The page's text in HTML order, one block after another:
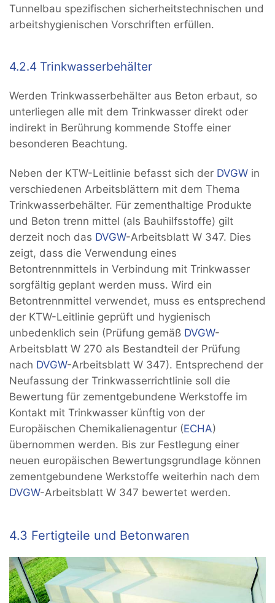
Tunnelbau spezifischen sicherheitstechnischen und
arbeitshygienischen Vorschriften erfüllen.
4.2.4 Trinkwasserbehälter
Werden Trinkwasserbehälter aus Beton erbaut, so
unterliegen alle mit dem Trinkwasser direkt oder
indirekt in Berührung kommende Stoffe einer
besonderen Beachtung.
Neben der KTW-Leitlinie befasst sich der DVGW in
verschiedenen Arbeitsblättern mit dem Thema
Trinkwasserbehälter. Für zementhaltige Produkte
und Beton trenn mittel (als Bauhilfsstoffe) gilt
derzeit noch das DVGW-Arbeitsblatt W 347. Dies
zeigt, dass die Verwendung eines
Betontrennmittels in Verbindung mit Trinkwasser
sorgfältig geplant werden muss. Wird ein
Betontrennmittel verwendet, muss es entsprechend
der KTW-Leitlinie geprüft und hygienisch
unbedenklich sein (Prüfung gemäß DVGW-
Arbeitsblatt W 270 als Bestandteil der Prüfung
nach DVGW-Arbeitsblatt W 347). Entsprechend der
Neufassung der Trinkwasserrichtlinie soll die
Bewertung für zementgebundene Werkstoffe im
Kontakt mit Trinkwasser künftig von der
Europäischen Chemikalienagentur (ECHA)
übernommen werden. Bis zur Festlegung einer
neuen europäischen Bewertungsgrundlage können
zementgebundene Werkstoffe weiterhin nach dem
DVGW-Arbeitsblatt W 347 bewertet werden.
4.3 Fertigteile und Betonwaren